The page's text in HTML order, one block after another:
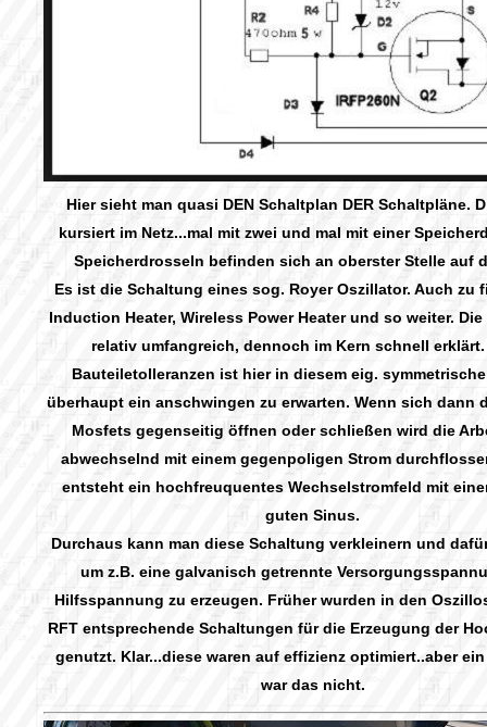
Hier sieht man quasi DEN Schaltplan DER Schaltpläne.
kursiert im Netz...mal mit zwei und mal mit einer
Speicherdrosseln befinden sich an oberster Stelle auf
Es ist die Schaltung eines sog. Royer Oszillator. Auch zu
Induction Heater, Wireless Power Heater und so weiter.
relativ umfangreich, dennoch im Kern schnell
Bauteiletolleranzen ist hier in diesem eig.
überhaupt ein anschwingen zu erwarten. Wenn sich dann
Mosfets gegenseitig öffnen oder schließen wird die
abwechselnd mit einem gegenpoligen Strom
entsteht ein hochfreuquentes Wechselstromfeld mit
guten Sinus.
Durchaus kann man diese Schaltung verkleinern und
um z.B. eine galvanisch getrennte
Hilfsspannung zu erzeugen. Früher wurden in den
RFT entsprechende Schaltungen für die Erzeugung der
genutzt. Klar...diese waren auf effizienz optimiert..aber
war das nicht.